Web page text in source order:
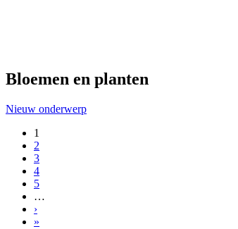
Bloemen en planten
Nieuw onderwerp
1
2
3
4
5
…
›
»